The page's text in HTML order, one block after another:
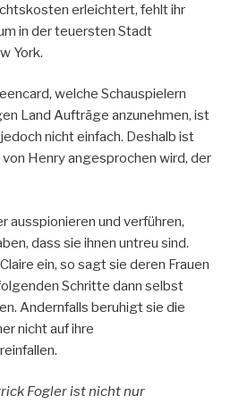
erleichtert, fehlt ihr
in der teuersten Stadt
York.
welche Schauspielern
Land Aufträge anzunehmen, ist
nicht einfach. Deshalb ist
Henry angesprochen wird, der
ausspionieren und verführen,
dass sie ihnen untreu sind.
ein, so sagt sie deren Frauen
Schritte dann selbst
Andernfalls beruhigt sie die
nicht auf ihre
Fogler ist nicht nur